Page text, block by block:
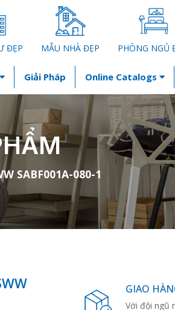
ĐẸP MẪU NHÀ ĐẸP PHÒNG NGỦ
Giải Pháp Online Catalogs
SABF001A-080-1
GIAO
Với đội ngũ